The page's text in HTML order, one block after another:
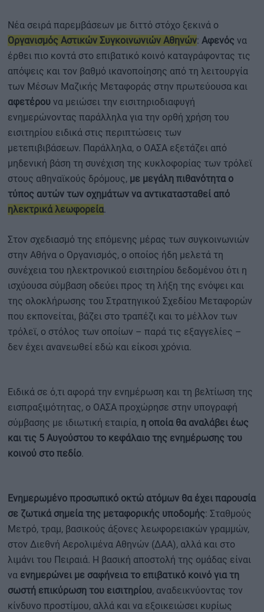
Νέα σειρά παρεμβάσεων με διττό στόχο ξεκινά ο
Οργανισμός Αστικών Συγκοινωνιών Αθηνών: Αφενός να
έρθει πιο κοντά στο επιβατικό κοινό καταγράφοντας τις
απόψεις και τον βαθμό ικανοποίησης από τη λειτουργία
των Μέσων Μαζικής Μεταφοράς στην πρωτεύουσα και
αφετέρου να μειώσει την εισιτηριοδιαφυγή
ενημερώνοντας παράλληλα για την ορθή χρήση του
εισιτηρίου ειδικά στις περιπτώσεις των
μετεπιβιβάσεων. Παράλληλα, ο ΟΑΣΑ εξετάζει από
μηδενική βάση τη συνέχιση της κυκλοφορίας των τρόλεϊ
στους αθηναϊκούς δρόμους, με μεγάλη πιθανότητα ο
τύπος αυτών των οχημάτων να αντικατασταθεί από
ηλεκτρικά λεωφορεία.
Στον σχεδιασμό της επόμενης μέρας των συγκοινωνιών
στην Αθήνα ο Οργανισμός, ο οποίος ήδη μελετά τη
συνέχεια του ηλεκτρονικού εισιτηρίου δεδομένου ότι η
ισχύουσα σύμβαση οδεύει προς τη λήξη της ενόψει και
της ολοκλήρωσης του Στρατηγικού Σχεδίου Μεταφορών
που εκπονείται, βάζει στο τραπέζι και το μέλλον των
τρόλεϊ, ο στόλος των οποίων – παρά τις εξαγγελίες –
δεν έχει ανανεωθεί εδώ και είκοσι χρόνια.
Ειδικά σε ό,τι αφορά την ενημέρωση και τη βελτίωση της
εισπραξιμότητας, ο ΟΑΣΑ προχώρησε στην υπογραφή
σύμβασης με ιδιωτική εταιρία, η οποία θα αναλάβει έως
και τις 5 Αυγούστου το κεφάλαιο της ενημέρωσης του
κοινού στο πεδίο.
Ενημερωμένο προσωπικό οκτώ ατόμων θα έχει παρουσία
σε ζωτικά σημεία της μεταφορικής υποδομής: Σταθμούς
Μετρό, τραμ, βασικούς άξονες λεωφορειακών γραμμών,
στον Διεθνή Αερολιμένα Αθηνών (ΔΑΑ), αλλά και στο
λιμάνι του Πειραιά. Η βασική αποστολή της ομάδας είναι
να ενημερώνει με σαφήνεια το επιβατικό κοινό για τη
σωστή επικύρωση του εισιτηρίου, αναδεικνύοντας τον
κίνδυνο προστίμου, αλλά και να εξοικειώσει κυρίως